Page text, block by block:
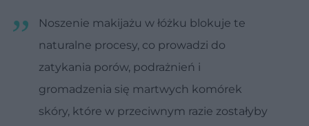
Noszenie makijażu w łóżku blokuje te
naturalne procesy, co prowadzi do
zatykania porów, podrażnień i
gromadzenia się martwych komórek
skóry, które w przeciwnym razie zostałyby